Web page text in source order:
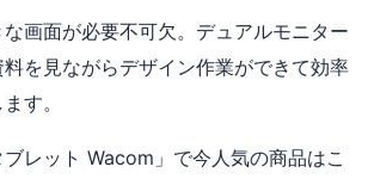
画面が必要不可欠。デュアルモニター
を見ながらデザイン作業ができて効率
す。
ブレット Wacom」で今人気の商品はこ